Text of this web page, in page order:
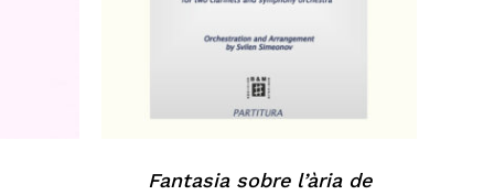
Fantasia sobre l’ària de